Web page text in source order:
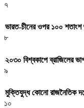
৭
ভারত-চীনের ওপর ১০০ শতাংশ
৮
২০৩০ বিশ্বকাপে ব্রাজিলের
৯
মুক্তিযুদ্ধ কোনো রাজনৈতিক
১০